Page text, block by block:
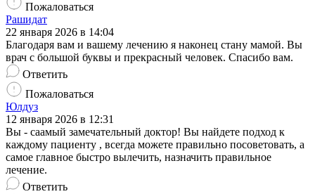
Пожаловаться
Рашидат
22 января 2026 в 14:04
Благодаря вам и вашему лечению я наконец стану мамой. Вы
врач с большой буквы и прекрасный человек. Спасибо вам.
Ответить
Пожаловаться
Юлдуз
12 января 2026 в 12:31
Вы - саамый замечательный доктор! Вы найдете подход к
каждому пациенту , всегда можете правильно посоветовать, а
самое главное быстро вылечить, назначить правильное
лечение.
Ответить